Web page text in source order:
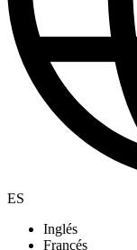
ES
Inglés
Francés